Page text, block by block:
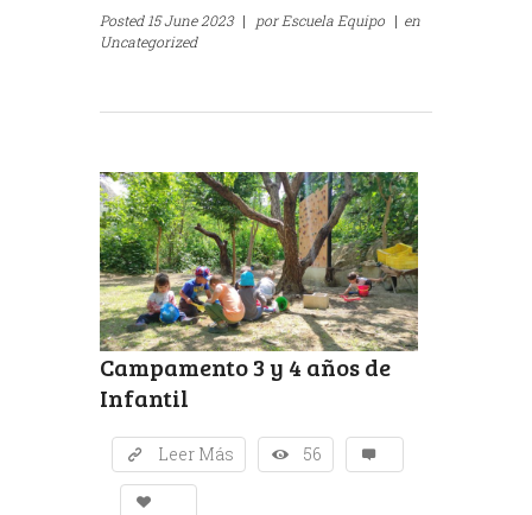
Posted 15 June 2023 | porEscuela Equipo | en
Uncategorized
Campamento 3 y 4 años de
Infantil
Leer Más 56